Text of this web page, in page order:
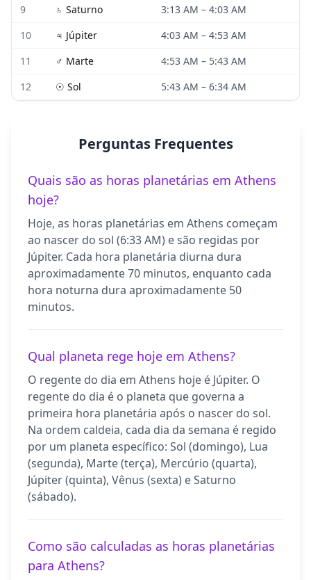
9 ♄ Saturno 3:13 AM – 4:03 AM
10
♃ Júpiter 4:03 AM – 4:53 AM
11
♂ Marte 4:53 AM – 5:43 AM
12
☉ Sol 5:43 AM – 6:34 AM
Perguntas Frequentes
Quais são as horas planetárias em Athens
hoje?
Hoje, as horas planetárias em Athens começam
ao nascer do sol (6:33 AM) e são regidas por
Júpiter. Cada hora planetária diurna dura
aproximadamente 70 minutos, enquanto cada
hora noturna dura aproximadamente 50
minutos.
Qual planeta rege hoje em Athens?
O regente do dia em Athens hoje é Júpiter. O
regente do dia é o planeta que governa a
primeira hora planetária após o nascer do sol.
Na ordem caldeia, cada dia da semana é regido
por um planeta específico: Sol (domingo), Lua
(segunda), Marte (terça), Mercúrio (quarta),
Júpiter (quinta), Vênus (sexta) e Saturno
(sábado).
Como são calculadas as horas planetárias
para Athens?